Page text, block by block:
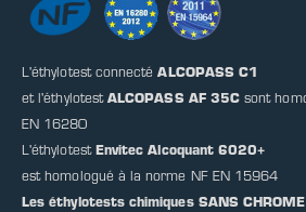
L'éthylotest connectéALCOPASS C1
et l'éthylotestALCOPASS AF 35C sont
EN 16280
L'éthylotest Envitec Alcoquant 6020+
est homologué à la norme NF EN 15964
Les éthylotests chimiques SANS CHROME